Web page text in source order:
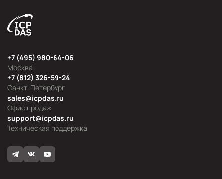
Москва
+7 (495) 980-64-06
Офис продаж
sales@icpdas.ru
Санкт-Петербург
+7 (812) 326-59-24
Техническая поддержка
support@icpdas.ru